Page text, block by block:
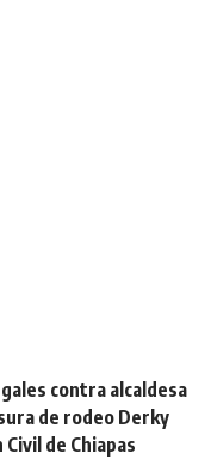
contra alcaldesa
de rodeo Derky
de Chiapas